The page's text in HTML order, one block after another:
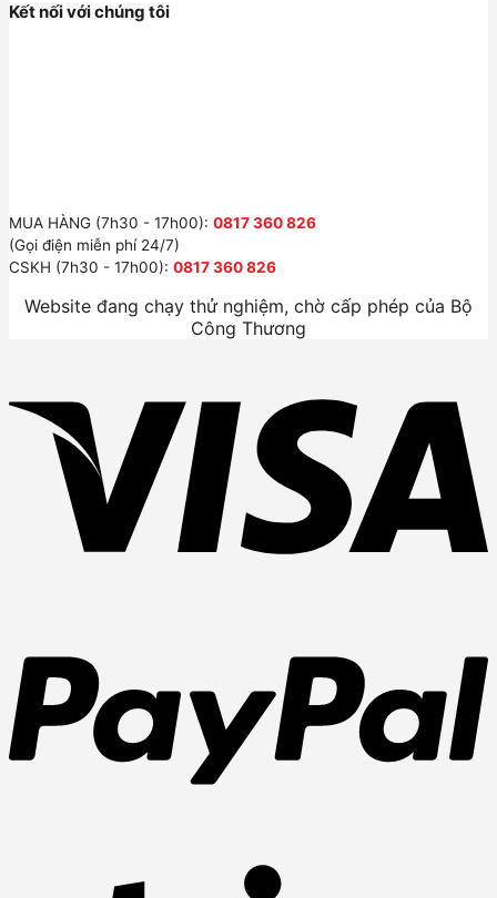
Kết nối với chúng tôi
MUA HÀNG (7h30 - 17h00): 0817 360 826
(Gọi điện miễn phí 24/7)
CSKH (7h30 - 17h00): 0817 360 826
Website đang chạy thử nghiệm, chờ cấp phép của Bộ
Công Thương